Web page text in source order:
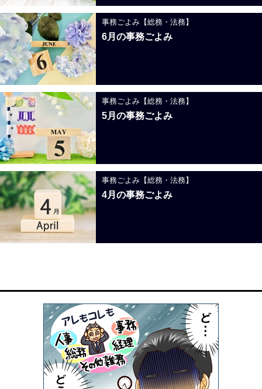
事務ごよみ【総務・法務】
6月の事務ごよみ
事務ごよみ【総務・法務】
5月の事務ごよみ
事務ごよみ【総務・法務】
4月の事務ごよみ